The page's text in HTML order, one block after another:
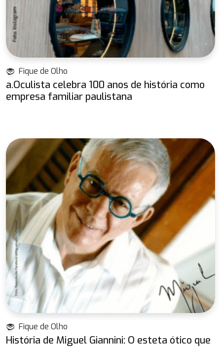
Fique de Olho
a.Oculista celebra 100 anos de história como
empresa familiar paulistana
Fique de Olho
História de Miguel Giannini: O esteta ótico que